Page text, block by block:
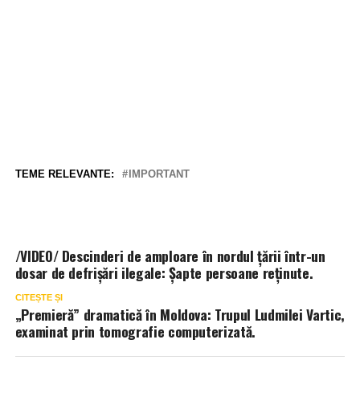
TEME RELEVANTE: IMPORTANT
/VIDEO/ Descinderi de amploare în nordul țării într-un
dosar de defrișări ilegale: Șapte persoane reținute.
CITEȘTE ȘI
„Premieră” dramatică în Moldova: Trupul Ludmilei Vartic,
examinat prin tomografie computerizată.